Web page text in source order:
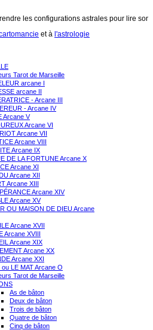
les configurations astrales pour lire
et à l'astrologie
Tarot de Marseille
arcane I
arcane II
- Arcane III
- Arcane IV
Arcane V
Arcane VI
Arcane VII
Arcane VIII
Arcane IX
DE LA FORTUNE Arcane X
Arcane XI
Arcane XII
Arcane XIII
Arcane XIV
Arcane XV
OU MAISON DE DIEU Arcane
Arcane XVII
Arcane XVIII
Arcane XIX
Arcane XX
Arcane XXI
LE MAT Arcane O
Tarot de Marseille
As de bâton
Deux de bâton
Trois de bâton
Quatre de bâton
Cinq de bâton